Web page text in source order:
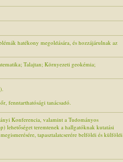
hatékony megoldására, és hozzájárulnak az
Talajtan; Környezeti geokémia;
fenntarthatósági tanácsadó.
Konferencia, valamint a Tudományos
lehetőséget teremtenek a hallgatóknak kutatási
tapasztalatcserére belföldi és külföldi